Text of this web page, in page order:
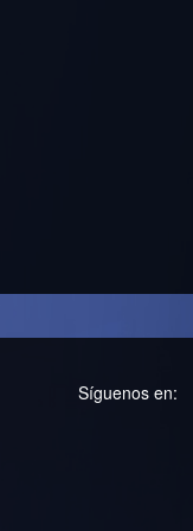
Síguenos en: